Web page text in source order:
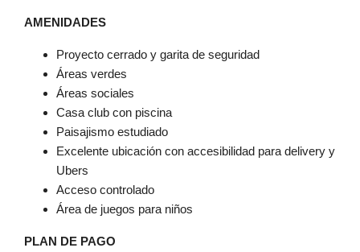
AMENIDADES
Proyecto cerrado y garita de seguridad
Áreas verdes
Áreas sociales
Casa club con piscina
Paisajismo estudiado
Excelente ubicación con accesibilidad para delivery y
Ubers
Acceso controlado
Área de juegos para niños
PLAN DE PAGO